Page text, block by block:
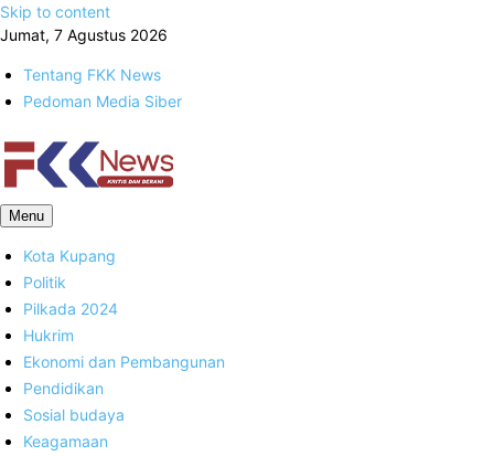
Skip to content
Jumat, 7 Agustus 2026
Tentang FKK News
Pedoman Media Siber
FKK News
Menu
Kota Kupang
Politik
Pilkada 2024
Hukrim
Ekonomi dan Pembangunan
Pendidikan
Sosial budaya
Keagamaan